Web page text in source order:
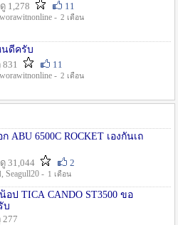
1,278
11
- 2 เดือน
นดีครับ
11
- 2 เดือน
6500C ROCKET เองกันเถ
31,044
2
, Seagull20 - 1 เดือน
อป TICA CANDO ST3500 ขอ
บ